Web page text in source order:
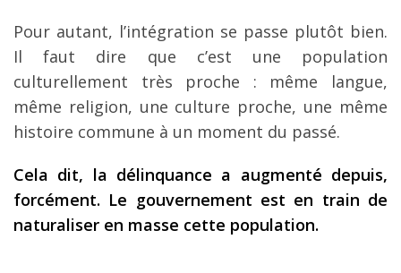
Pour autant, l’intégration se passe plutôt bien.
Il faut dire que c’est une population
culturellement très proche : même langue,
même religion, une culture proche, une même
histoire commune à un moment du passé.
Cela dit, la délinquance a augmenté depuis,
forcément. Le gouvernement est en train de
naturaliser en masse cette population.